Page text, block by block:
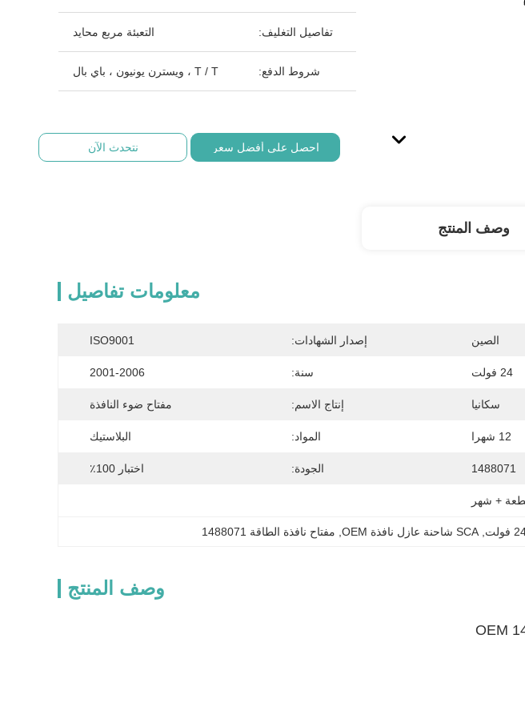
تفاصيل التغليف: التعبئة مربع محايد
شروط الدفع: T / T ، ويسترن يونيون ، باي بال
احصل على أفضل سعر نتحدث الآن
وصف المنتج
معلومات تفاصيل
الصين إصدار الشهادات: ISO9001
24 فولت سنة: 2001-2006
سكانيا إنتاج الاسم: مفتاح ضوء النافذة
12 شهرا المواد: البلاستيك
1488071 الجودة: اختبار 100٪
, SCA شاحنة عازل نافذة OEM مفتاح نافذة الطاقة 1488071
وصف المنتج